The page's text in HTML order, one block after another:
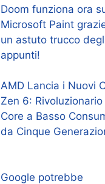
Doom funziona ora
Microsoft Paint
un astuto trucco
appunti!
AMD Lancia i Nuovi
Zen 6: Rivoluzionario
Core a Basso
da Cinque
Google potrebbe